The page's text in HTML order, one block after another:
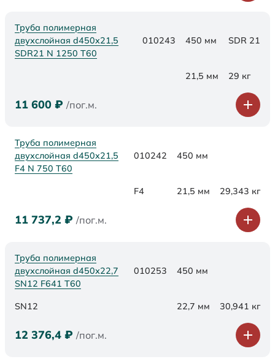
Труба полимерная
двухслойная d450x21,5
SDR21 N 1250 Т60
010243 450 мм SDR 21
21,5 мм 29 кг
11 600 ₽ /пог.м.
Труба полимерная
двухслойная d450x21,5
F4 N 750 Т60
010242 450 мм
F4 21,5 мм 29,343 кг
11 737,2 ₽ /пог.м.
Труба полимерная
двухслойная d450х22,7
SN12 F641 Т60
010253 450 мм
SN12 22,7 мм 30,941 кг
12 376,4 ₽ /пог.м.